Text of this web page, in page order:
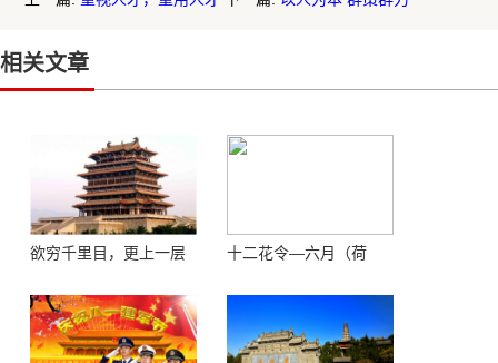
相关文章
欲穷千里目，更上一层
十二花令—六月（荷